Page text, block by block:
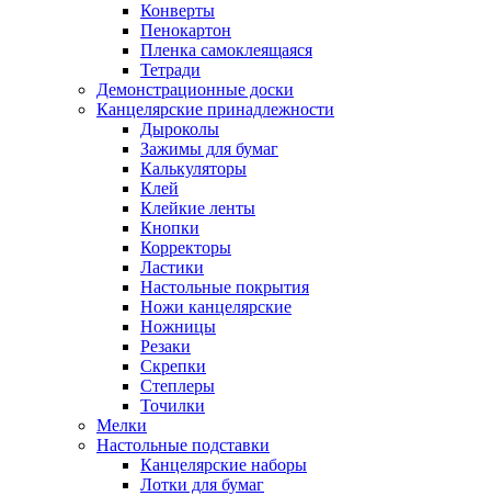
Конверты
Пенокартон
Пленка самоклеящаяся
Тетради
Демонстрационные доски
Канцелярские принадлежности
Дыроколы
Зажимы для бумаг
Калькуляторы
Клей
Клейкие ленты
Кнопки
Корректоры
Ластики
Настольные покрытия
Ножи канцелярские
Ножницы
Резаки
Скрепки
Степлеры
Точилки
Мелки
Настольные подставки
Канцелярские наборы
Лотки для бумаг